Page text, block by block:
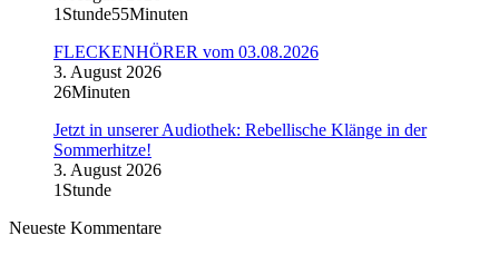
1Stunde55Minuten
FLECKENHÖRER vom 03.08.2026
3. August 2026
26Minuten
Jetzt in unserer Audiothek: Rebellische Klänge in der
Sommerhitze!
3. August 2026
1Stunde
Neueste Kommentare